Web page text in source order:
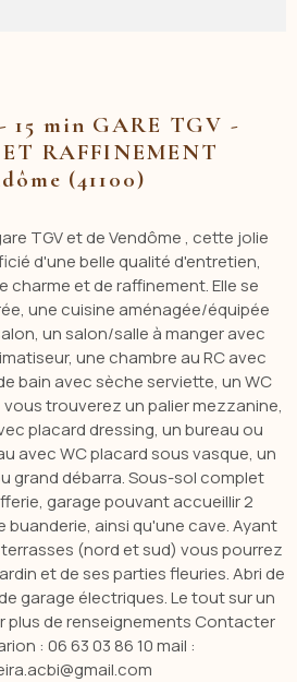
15 min GARE TGV -
RAFFINEMENT
(41100)
TGV et de Vendôme , cette jolie
d'une belle qualité d'entretien,
charme et de raffinement. Elle se
une cuisine aménagée/équipée
un salon/salle à manger avec
une chambre au RC avec
bain avec sèche serviette, un WC
trouverez un palier mezzanine,
placard dressing, un bureau ou
avec WC placard sous vasque, un
grand débarra. Sous-sol complet
garage pouvant accueillir 2
buanderie, ainsi qu'une cave. Ayant
(nord et sud) vous pourrez
et de ses parties fleuries. Abri de
garage électriques. Le tout sur un
plus de renseignements Contacter
: 06 63 03 86 10 mail :